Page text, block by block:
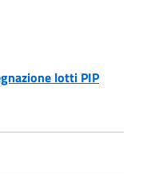
lotti PIP